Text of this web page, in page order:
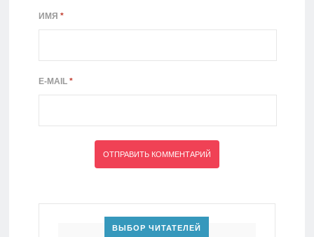
ИМЯ *
E-MAIL *
ВЫБОР ЧИТАТЕЛЕЙ